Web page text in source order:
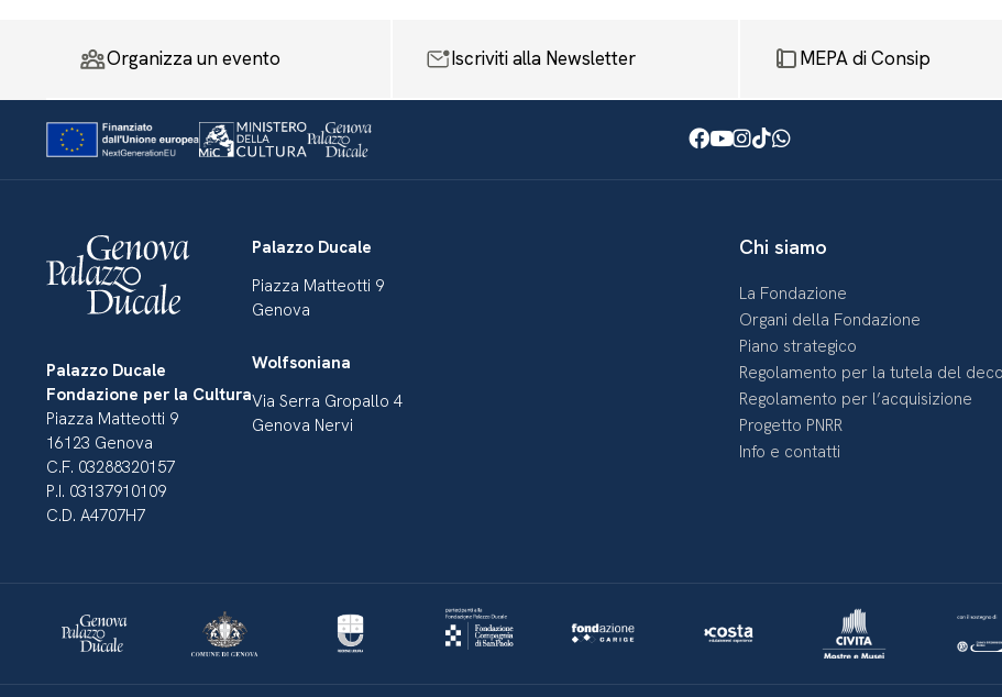
Organizza un evento Iscriviti alla Newsletter MEPA di Consip
Facebook
Youtube
Instagram
TikTok
WhatsApp
Palazzo Ducale
Fondazione per la Cultura
Piazza Matteotti 9
16123 Genova
C.F. 03288320157
P.I. 03137910109
C.D. A4707H7
Palazzo Ducale
Piazza Matteotti 9
Genova
Wolfsoniana
Via Serra Gropallo 4
Genova Nervi
Chi siamo
La Fondazione
Organi della Fondazione
Piano strategico
Regolamento per la tutela del
Regolamento per l’acquisizione
Progetto PNRR
Info e contatti